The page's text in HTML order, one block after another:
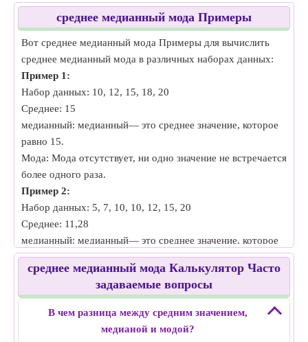
медианный: средний уровень дохода, когда все доходы
отсортированы.
Мода: наиболее распространенный уровень ежемесячного
дохода среди сотрудников.
•Температурные данные:
Среднее: средняя температура за месяц в городе.
медианный: средняя температура, когда температуры
расположены в порядке возрастания.
Мода: наиболее распространенная температура,
зарегистрированная в течение месяца.
•Ответы на опрос:
Среднее: средняя оценка, данная респондентами в опросе
об удовлетворенности клиентов.
медианный: Средний ответ, когда все ответы
расположены по порядку.
Мода: наиболее частый ответ или оценка, данная
респондентами.
Возраст населения:
медианный: средний возраст, когда возрасты
расположены по порядку.
среднее медианный мода Примеры
Вот среднее медианный мода Примеры для вычислить
среднее медианный мода в различных наборах данных:
Пример 1:
Набор данных: 10, 12, 15, 18, 20
Среднее: 15
медианный: медианный— это среднее значение, которое
равно 15.
Мода: Мода отсутствует, ни одно значение не встречается
более одного раза.
Пример 2:
Набор данных: 5, 7, 10, 10, 12, 15, 20
Среднее: 11,28
медианный: медианный— это среднее значение, которое
равно 10.
Мода: Мода равна 10, поскольку она встречается дважды,
больше, чем любое другое значение.
среднее медианный мода Калькулятор Часто
задаваемые вопросы
В чем разница между средним значением,
медианой и модой?